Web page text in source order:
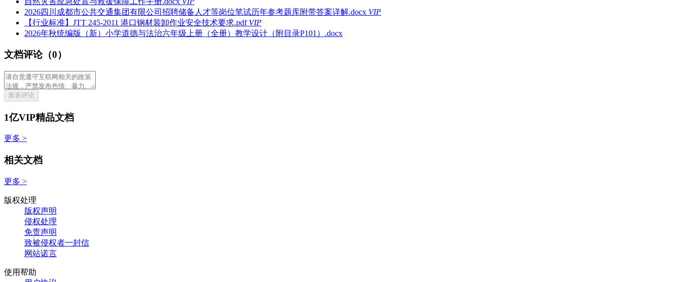
2026四川成都市公共交通集团有限公司招聘储备人才等岗位笔试历年参考题库附带答案详解.docx VIP
【行业标准】JTT 245-2011 港口钢材装卸作业安全技术要求.pdf VIP
2026年秋统编版（新）小学道德与法治六年级上册（全册）教学设计（附目录P101）.docx
文档评论（0）
发表评论
1亿VIP精品文档
更多 >
相关文档
更多 >
版权处理
版权声明
侵权处理
免责声明
致被侵权者一封信
网站诺言
使用帮助